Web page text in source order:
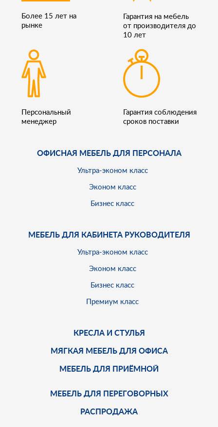
Более 15 лет на
рынке
Гарантия на мебель
от производителя до
10 лет
Персональный
менеджер
Гарантия соблюдения
сроков поставки
ОФИСНАЯ МЕБЕЛЬ ДЛЯ ПЕРСОНАЛА
Ультра-эконом класс
Эконом класс
Бизнес класс
МЕБЕЛЬ ДЛЯ КАБИНЕТА РУКОВОДИТЕЛЯ
Ультра-эконом класс
Эконом класс
Бизнес класс
Премиум класс
КРЕСЛА И СТУЛЬЯ
МЯГКАЯ МЕБЕЛЬ ДЛЯ ОФИСА
МЕБЕЛЬ ДЛЯ ПРИЁМНОЙ
МЕБЕЛЬ ДЛЯ ПЕРЕГОВОРНЫХ
РАСПРОДАЖА